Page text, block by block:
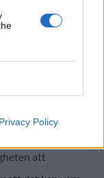
Privacy Policy
och det är bara
kom Pelle vid
att